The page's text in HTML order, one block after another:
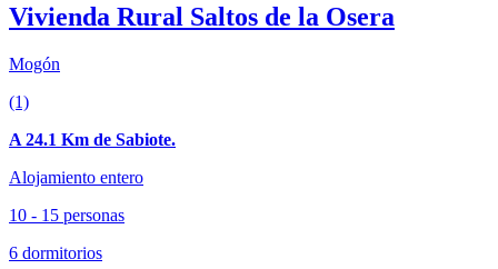
Vivienda Rural Saltos de la Osera
Mogón
(1)
A 24.1 Km de Sabiote.
Alojamiento entero
10 - 15 personas
6 dormitorios